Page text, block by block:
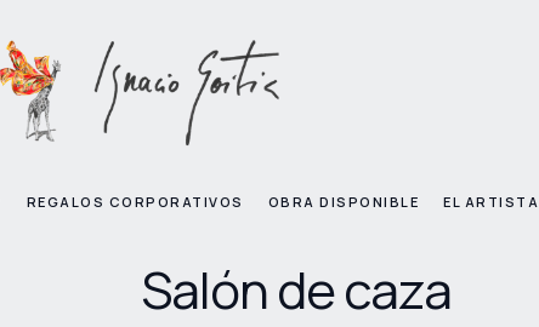
REGALOS CORPORATIVOS OBRA DISPONIBLE EL ARTISTA
Salón de caza